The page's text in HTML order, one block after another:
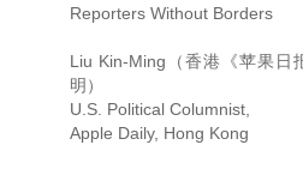
Reporters Without Borders
Liu Kin-Ming（香港《苹果日
明）
U.S. Political Columnist,
Apple Daily, Hong Kong